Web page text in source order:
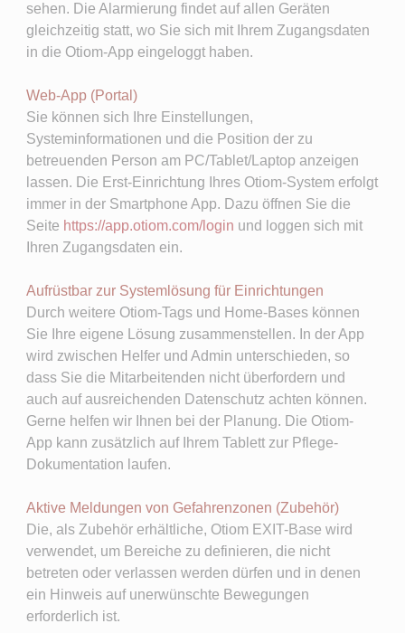
sehen. Die Alarmierung findet auf allen Geräten
gleichzeitig statt, wo Sie sich mit Ihrem Zugangsdaten
in die Otiom-App eingeloggt haben.
Web-App (Portal)
Sie können sich Ihre Einstellungen,
Systeminformationen und die Position der zu
betreuenden Person am PC/Tablet/Laptop anzeigen
lassen. Die Erst-Einrichtung Ihres Otiom-System erfolgt
immer in der Smartphone App. Dazu öffnen Sie die
Seite https://app.otiom.com/login und loggen sich mit
Ihren Zugangsdaten ein.
Aufrüstbar zur Systemlösung für Einrichtungen
Durch weitere Otiom-Tags und Home-Bases können
Sie Ihre eigene Lösung zusammenstellen. In der App
wird zwischen Helfer und Admin unterschieden, so
dass Sie die Mitarbeitenden nicht überfordern und
auch auf ausreichenden Datenschutz achten können.
Gerne helfen wir Ihnen bei der Planung. Die Otiom-
App kann zusätzlich auf Ihrem Tablett zur Pflege-
Dokumentation laufen.
Aktive Meldungen von Gefahrenzonen (Zubehör)
Die, als Zubehör erhältliche, Otiom EXIT-Base wird
verwendet, um Bereiche zu definieren, die nicht
betreten oder verlassen werden dürfen und in denen
ein Hinweis auf unerwünschte Bewegungen
erforderlich ist.